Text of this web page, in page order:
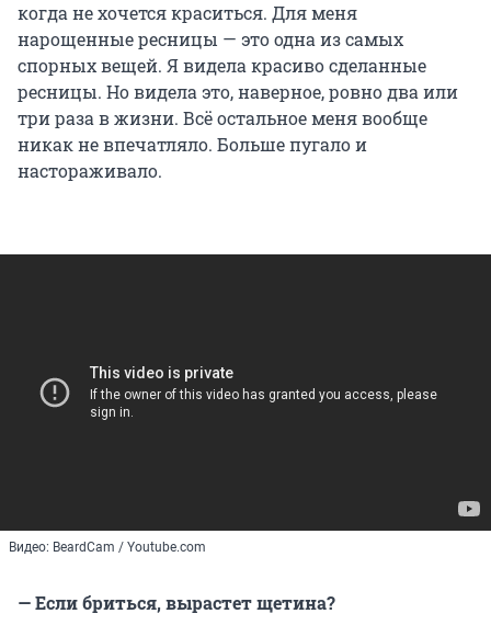
когда не хочется краситься. Для меня
нарощенные ресницы — это одна из самых
спорных вещей. Я видела красиво сделанные
ресницы. Но видела это, наверное, ровно два или
три раза в жизни. Всё остальное меня вообще
никак не впечатляло. Больше пугало и
настораживало.
Видео: BeardCam / Youtube.com
— Если бриться, вырастет щетина?